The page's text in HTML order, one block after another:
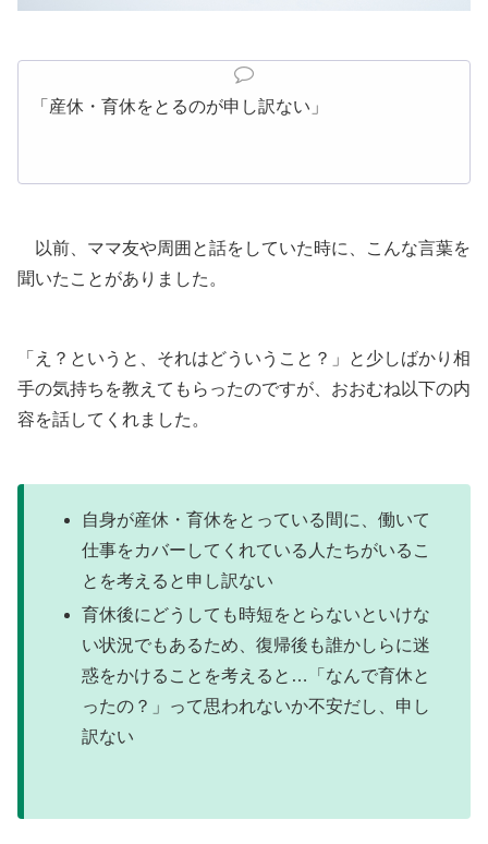
「産休・育休をとるのが申し訳ない」
以前、ママ友や周囲と話をしていた時に、こんな言葉を
聞いたことがありました。
「え？というと、それはどういうこと？」と少しばかり相
手の気持ちを教えてもらったのですが、おおむね以下の内
容を話してくれました。
自身が産休・育休をとっている間に、働いて
仕事をカバーしてくれている人たちがいるこ
とを考えると申し訳ない
育休後にどうしても時短をとらないといけな
い状況でもあるため、復帰後も誰かしらに迷
惑をかけることを考えると…「なんで育休と
ったの？」って思われないか不安だし、申し
訳ない